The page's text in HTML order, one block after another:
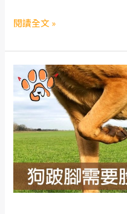
狗
容
瘀
青、
流
鼻
血？
可
能
閱讀全文 »